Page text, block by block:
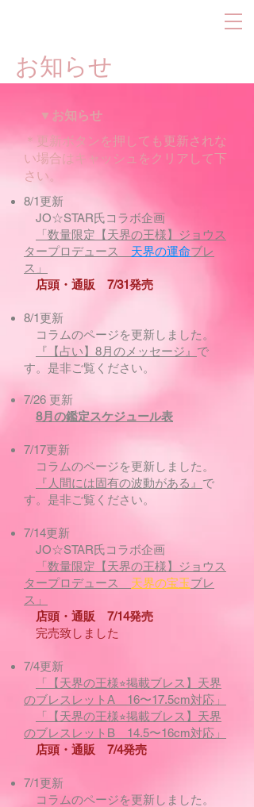
お知らせ
▼お知らせ
＊更新ボタンを押しても更新されな
い場合はキャッシュをクリアして下
さい。
8/1更新
JO☆STAR氏コラボ企画​
「数量限定【天界の王様】ジョウス
タープロデュース 天界の運命ブレ
ス」
店頭・通販 7/31発売
8/1更新
コラムのページを更新しました。
『【占い】8月のメッセージ』 で
す。是非ご覧ください。
7/26 更新
8月の鑑定スケジュール表
7/17更新
コラムのページを更新しました。
『人間には固有の波動がある』 で
す。是非ご覧ください。
7/14更新
JO☆STAR氏コラボ企画​
「数量限定【天界の王様】ジョウス
タープロデュース 天界の宝玉ブレ
ス」
店頭・通販 7/14発売
完売致しました
7/4更新
「【天界の王様⭐︎掲載ブレス】天界
のブレスレットA 16〜17.5cm対応」
「【天界の王様⭐︎掲載ブレス】天界
のブレスレットB 14.5〜16cm対応」
店頭・通販 7/4発売
7/1更新
コラムのページを更新しました。